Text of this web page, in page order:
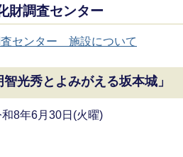
財調査センター
センター 施設について
光秀とよみがえる坂本城」
8年6月30日(火曜)